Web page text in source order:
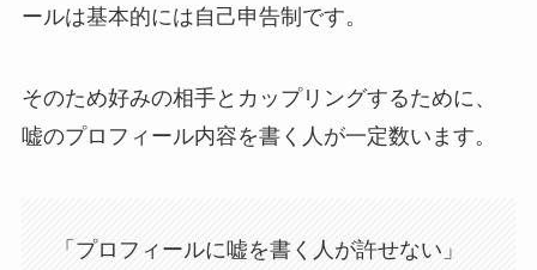
ールは基本的には自己申告制です。
そのため好みの相手とカップリングするために、
嘘のプロフィール内容を書く人が一定数います。
「プロフィールに嘘を書く人が許せない」